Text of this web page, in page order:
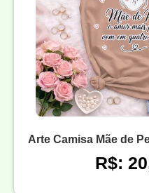
Arte Camisa Mãe de
R$: